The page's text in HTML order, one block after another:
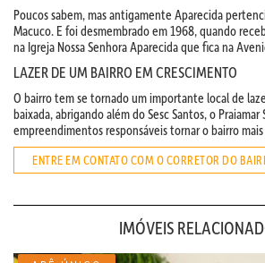
Poucos sabem, mas antigamente Aparecida
Macuco. E foi desmembrado em 1968, quando
na Igreja Nossa Senhora Aparecida que fica na
LAZER DE UM BAIRRO EM CRESCIMENTO
O bairro tem se tornado um importante local de
baixada, abrigando além do Sesc Santos, o
empreendimentos responsáveis tornar o bairro
ENTRE EM CONTATO COM O CORRETOR DO
IMÓVEIS